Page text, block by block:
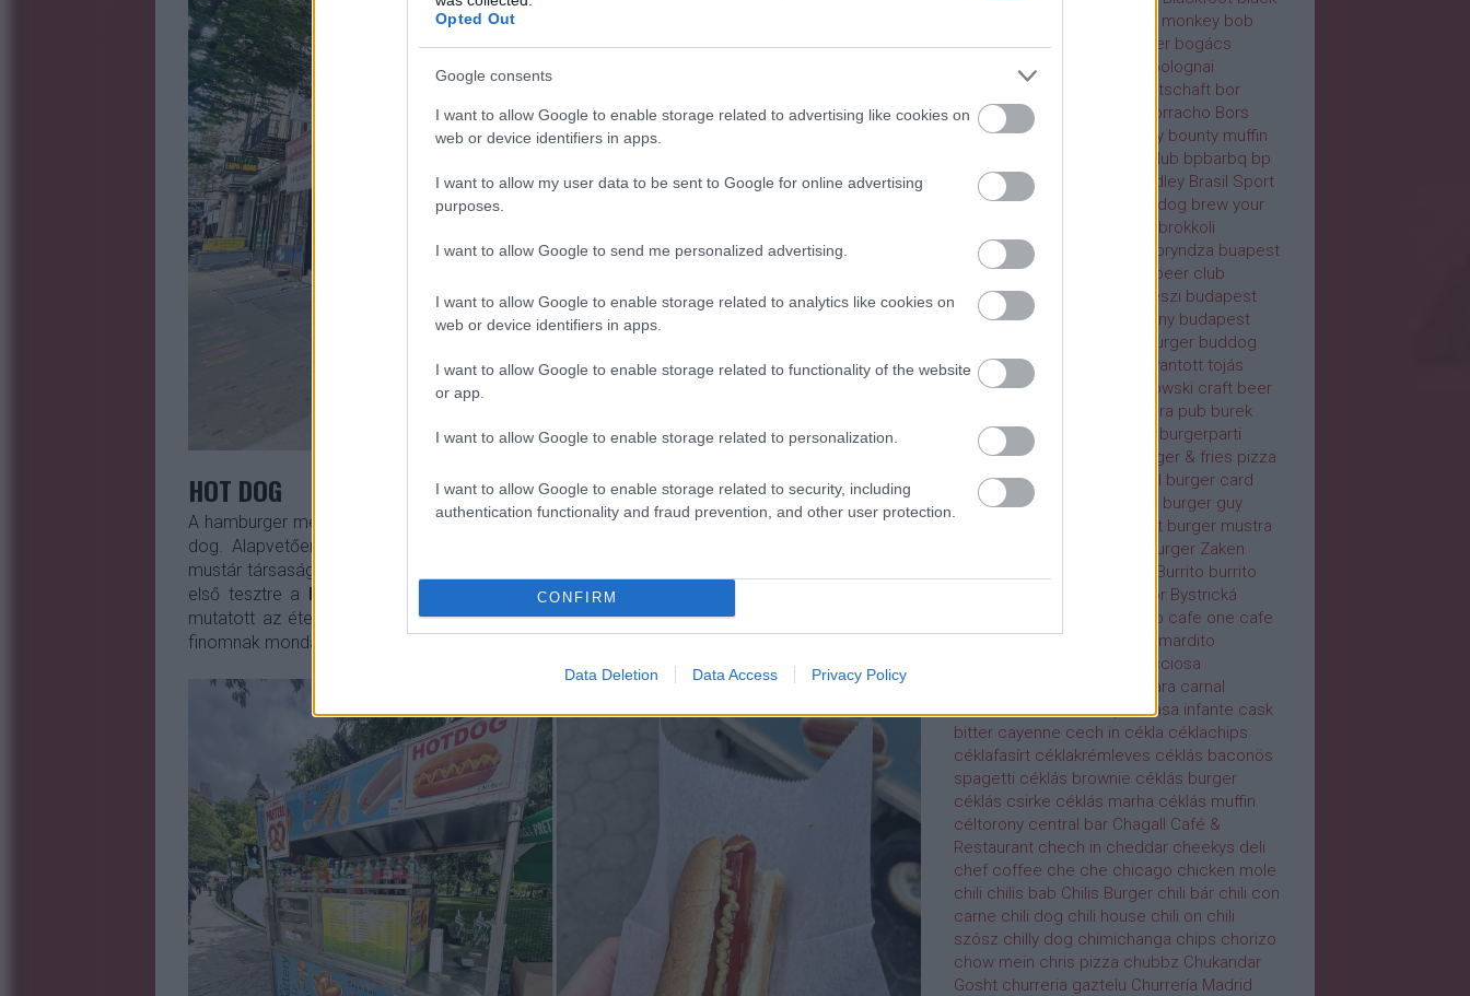
Opted Out
Google consents
I want to allow Google to enable storage related to advertising like cookies on
web or device identifiers in apps.
I want to allow my user data to be sent to Google for online advertising
purposes.
I want to allow Google to send me personalized advertising.
I want to allow Google to enable storage related to analytics like cookies on
web or device identifiers in apps.
I want to allow Google to enable storage related to functionality of the website
or app.
I want to allow Google to enable storage related to personalization.
I want to allow Google to enable storage related to security, including
authentication functionality and fraud prevention, and other user protection.
CONFIRM
Data Deletion Data Access Privacy Policy
HOT DOG
A hamburger mellett talán a másik leginkább emblematikus street food kaja Amerikában a hot
dog. Alapvetően nem egy túlbonyolított dolog, hiszen a kiflibe virsli kerül némi ketchup és
mustár társaságában alapértelmezés szerint, de persze ezt is a végtelenségig lehet variálni. Az
első tesztre a Bryant Park
környékén az egyik utcai árusnál került sor. Elég puritán képet
mutatott az étel, de amúgy eskü finom volt. A kifli is korrekt volt, a virslit pedig kifejezetten
finomnak mondanám.
blue monkey bob
pizza bodega bodrogsmoker bogács
bögrés süti
bolognai
Bootschaft bor
borbíróság
borracho Bors
gasztrobár
bounty bounty muffin
bowling club bpbarbq bp
barbq
bp texas mexico bradley Brasil Sport
& Cocktail Bar
brewdog brew your
brokkoli
brokkolikrémleves
bryndza buapest
bubbas water grill
bubbles beer club
budafok budakalász budakeszi budapest
budapest barbecue company budapest
Buddies Burger buddog
budva buffalo
buggyantott tojás
bugibba buja disznó(k)
bukowski craft beer
bura pub burek
burger
burgerland
burgerparti
burgers.ink
burger & fries pizza
burger & love
burger bár-hol burger card
burger di parma
burger guy
burger market burger mustra
Burger Zaken
Burrito burrito
búzasör Bystrická
café lago cafe one cafe
pausa caffe Caffè Diaz
calamardito
Capricciosa
carbonara carnal
carnivore carolina reaper casa infante cask
bitter cayenne cech in cékla céklachips
céklafasírt céklakrémleves céklás baconös
spagetti céklás brownie céklás burger
céklás csirke céklás marha céklás muffin
céltorony central bar Chagall Café &
Restaurant chech in cheddar cheekys deli
chef coffee che che chicago chicken mole
chili chilis bab Chilis Burger chili bár chili con
carne chili dog chili house chili on chili
szósz chilly dog chimichanga chips chorizo
chow mein chris pizza chubbz Chukandar
Gosht churreria gaztelu Churrería Madrid